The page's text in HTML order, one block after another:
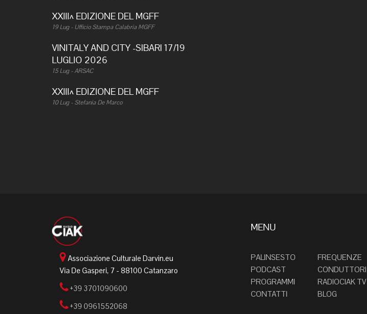
XXIII^ EDIZIONE DEL MGFF
19 Lug - Ufficio Stampa Calabria MGFF
VINITALY AND CITY -SIBARI 17/19
LUGLIO 2026
15 Lug - ARSAC
XXIII^ EDIZIONE DEL MGFF
10 Lug - Stefania De Marco
Associazione Culturale Darvin.eu
Via De Gasperi, 7 - 88100 Catanzaro
+39 3701090600
+39 0961552068
MENU
PALINSESTO
FREQUENZE
PODCAST
CONDUTTORI
PROGRAMMI
RADIOCIAK TV
CONTATTI
BLOG